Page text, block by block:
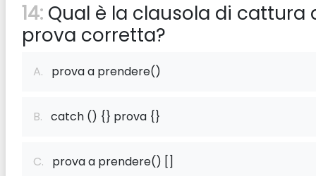
14: Qual è la clausola di cattura
prova corretta?
A. prova a prendere()
B. catch () {} prova {}
C. prova a prendere() []